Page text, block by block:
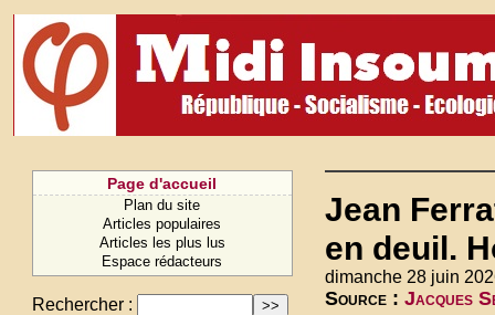
Page d'accueil
Plan du site
Articles populaires
Articles les plus lus
Espace rédacteurs
Rechercher :
Jean
en deuil.
dimanche 28 juin
Source : Jacques